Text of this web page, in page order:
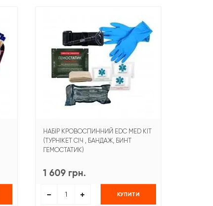
НАБІР КРОВОСПИННИЙ EDC MED KIT
(ТУРНІКЕТ СІЧ , БАНДАЖ, БИНТ
ГЕМОСТАТИК)
1 609 грн.
КУПИТИ